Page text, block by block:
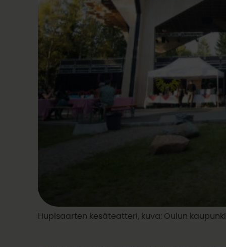
Hupisaarten kesäteatteri, kuva: Oulun kaupunki